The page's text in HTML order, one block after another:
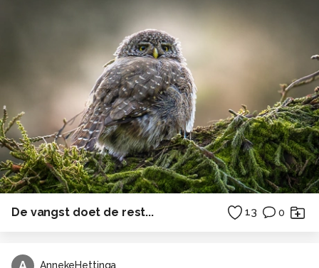
De vangst doet de rest... 13 0
AnnekeHettinga